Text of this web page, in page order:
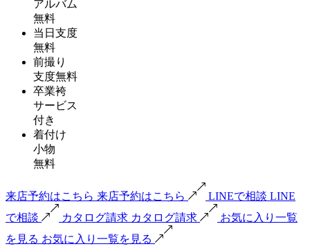
アルバム
無料
当日支度
無料
前撮り
支度無料
卒業袴
サービス
付き
着付け
小物
無料
来店予約はこちら 来店予約はこちら LINEで相談 LINE
で相談
カタログ請求 カタログ請求
お気に入り一覧
を見る お気に入り一覧を見る